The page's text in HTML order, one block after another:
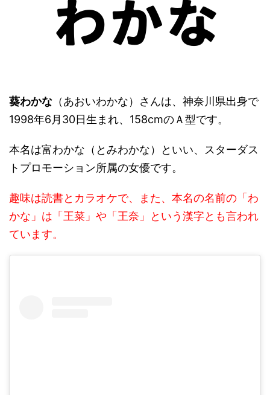
葵わかな （あおいわかな）さんは、神奈川県出身で
1998年6月30日生まれ、158cmのＡ型です。
本名は富わかな（とみわかな）といい、スターダス
トプロモーション所属の女優です。
趣味は読書とカラオケで、また、本名の名前の「わ
かな」は「王菜」や「王奈」という漢字とも言われ
ています。